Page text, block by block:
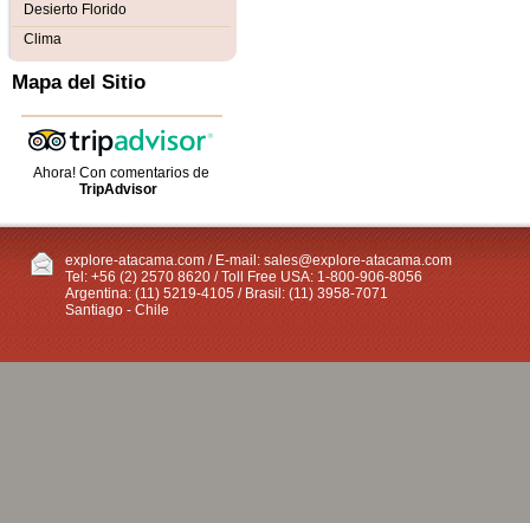
Desierto Florido
Clima
Mapa del Sitio
Ahora! Con comentarios de
TripAdvisor
explore-atacama.com / E-mail: sales@explore-atacama.com
Tel: +56 (2) 2570 8620 / Toll Free USA: 1-800-906-8056
Argentina: (11) 5219-4105 / Brasil: (11) 3958-7071
Santiago - Chile